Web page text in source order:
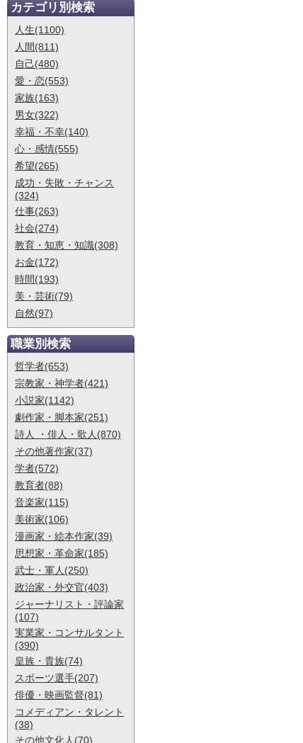
カテゴリ別検索
人生(1100)
人間(811)
自己(480)
愛・恋(553)
家族(163)
男女(322)
幸福・不幸(140)
心・感情(555)
希望(265)
成功・失敗・チャンス
(324)
仕事(263)
社会(274)
教育・知恵・知識(308)
お金(172)
時間(193)
美・芸術(79)
自然(97)
職業別検索
哲学者(653)
宗教家・神学者(421)
小説家(1142)
劇作家・脚本家(251)
詩人 ・俳人・歌人(870)
その他著作家(37)
学者(572)
教育者(88)
音楽家(115)
美術家(106)
漫画家・絵本作家(39)
思想家・革命家(185)
武士・軍人(250)
政治家・外交官(403)
ジャーナリスト・評論家
(107)
実業家・コンサルタント
(390)
皇族・貴族(74)
スポーツ選手(207)
俳優・映画監督(81)
コメディアン・タレント
(38)
その他文化人(70)